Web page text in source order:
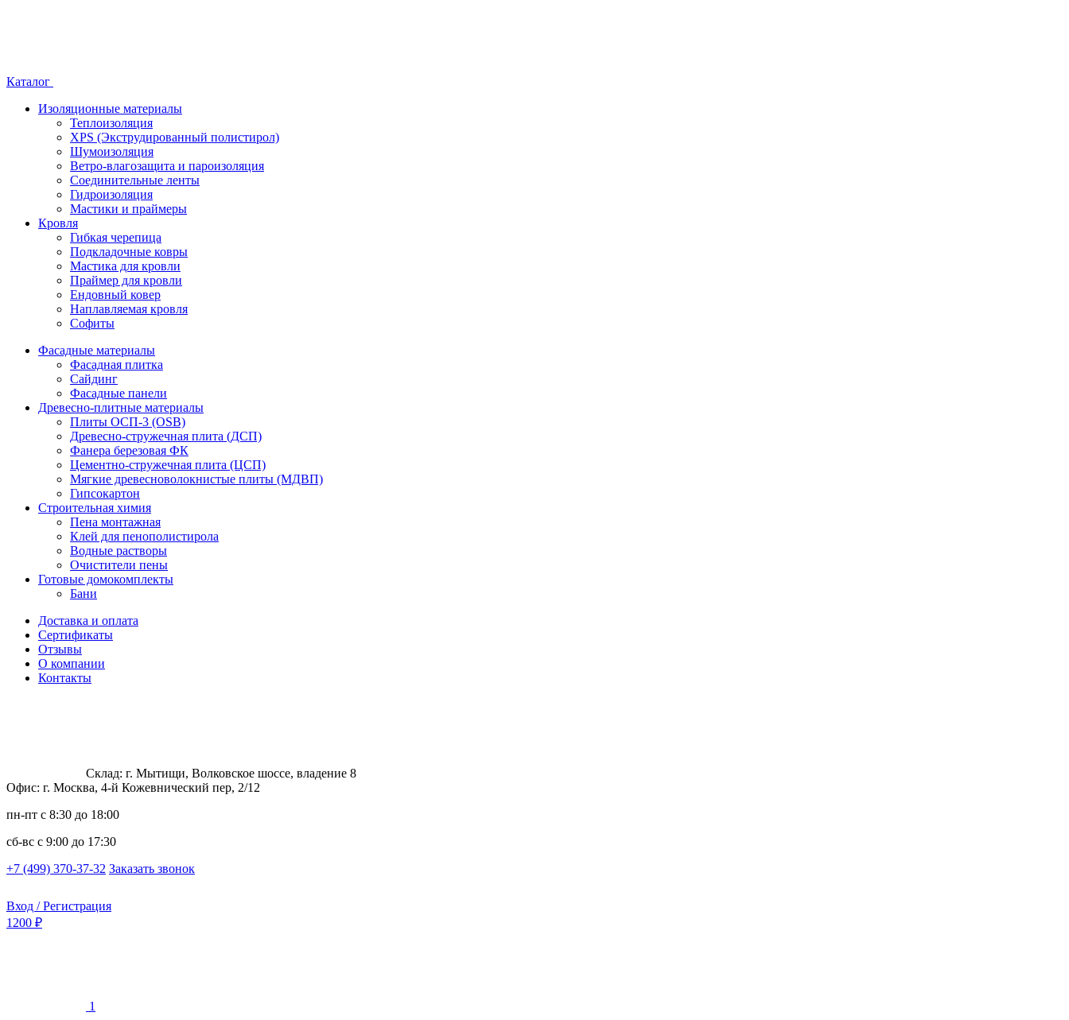
Каталог
Изоляционные материалы
Теплоизоляция
XPS (Экструдированный полистирол)
Шумоизоляция
Ветро-влагозащита и пароизоляция
Соединительные ленты
Гидроизоляция
Мастики и праймеры
Кровля
Гибкая черепица
Подкладочные ковры
Мастика для кровли
Праймер для кровли
Ендовный ковер
Наплавляемая кровля
Софиты
Фасадные материалы
Фасадная плитка
Сайдинг
Фасадные панели
Древесно-плитные материалы
Плиты ОСП-3 (OSB)
Древесно-стружечная плита (ДСП)
Фанера березовая ФК
Цементно-стружечная плита (ЦСП)
Мягкие древесноволокнистые плиты (МДВП)
Гипсокартон
Строительная химия
Пена монтажная
Клей для пенополистирола
Водные растворы
Очистители пены
Готовые домокомплекты
Бани
Доставка и оплата
Сертификаты
Отзывы
О компании
Контакты
Склад: г. Мытищи, Волковское шоссе, владение 8
Офис: г. Москва, 4-й Кожевнический пер, 2/12
пн-пт с 8:30 до 18:00
сб-вс с 9:00 до 17:30
+7 (499) 370-37-32 Заказать звонок
Вход / Регистрация
1200 ₽
1